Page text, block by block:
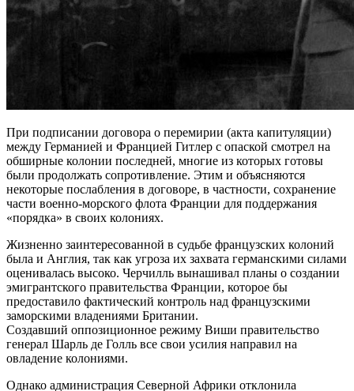
При подписании договора о перемирии (акта капитуляции)
между Германией и Францией Гитлер с опаской смотрел на
обширные колонии последней, многие из которых готовы
были продолжать сопротивление. Этим и объясняются
некоторые послабления в договоре, в частности, сохранение
части военно-морского флота Франции для поддержания
«порядка» в своих колониях.
Жизненно заинтересованной в судьбе французских колоний
была и Англия, так как угроза их захвата германскими силами
оценивалась высоко. Черчилль вынашивал планы о создании
эмигрантского правительства Франции, которое бы
предоставило фактический контроль над французскими
заморскими владениями Британии.
Создавший оппозиционное режиму Виши правительство
генерал Шарль де Голль все свои усилия направил на
овладение колониями.
Однако администрация Северной Африки отклонила